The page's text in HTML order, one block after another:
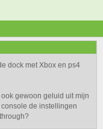
dock met Xbox en ps4
gewoon geluid uit mijn
de instellingen